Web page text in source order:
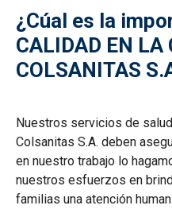
¿Cúal es la
CALIDAD EN LA
COLSANITAS
Nuestros servicios de
Colsanitas S.A. deben
en nuestro trabajo lo
nuestros esfuerzos en
familias una atención